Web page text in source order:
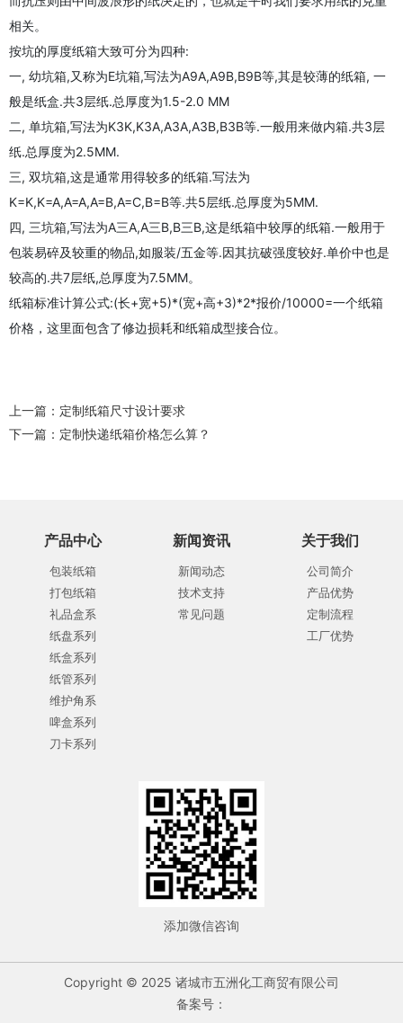
相关。
按坑的厚度纸箱大致可分为四种:
一, 幼坑箱,又称为E坑箱,写法为A9A,A9B,B9B等,其是较薄的纸箱, 一
般是纸盒.共3层纸.总厚度为1.5-2.0 MM
二, 单坑箱,写法为K3K,K3A,A3A,A3B,B3B等.一般用来做内箱.共3层
纸.总厚度为2.5MM.
三, 双坑箱,这是通常用得较多的纸箱.写法为
K=K,K=A,A=A,A=B,A=C,B=B等.共5层纸.总厚度为5MM.
四, 三坑箱,写法为A三A,A三B,B三B,这是纸箱中较厚的纸箱.一般用于
包装易碎及较重的物品,如服装/五金等.因其抗破强度较好.单价中也是
较高的.共7层纸,总厚度为7.5MM。
纸箱标准计算公式:(长+宽+5)*(宽+高+3)*2*报价/10000=一个纸箱
价格，这里面包含了修边损耗和纸箱成型接合位。
上一篇： 定制纸箱尺寸设计要求
下一篇： 定制快递纸箱价格怎么算？
产品中心
包装纸箱
打包纸箱
礼品盒系
纸盘系列
纸盒系列
纸管系列
维护角系
啤盒系列
刀卡系列
新闻资讯
新闻动态
技术支持
常见问题
关于我们
公司简介
产品优势
定制流程
工厂优势
添加微信咨询
Copyright © 2025 诸城市五洲化工商贸有限公司
备案号：